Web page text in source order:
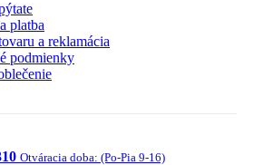
platba
a reklamácia
podmienky
Otváracia doba: (Po-Pia 9-16)